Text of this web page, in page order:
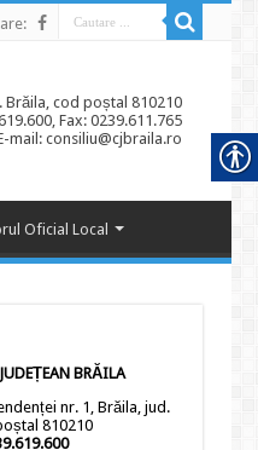
Brăila, cod poștal 810210
Fax: 0239.611.765
mail: consiliu@cjbraila.ro
Oficial Local
BRĂILA
nr. 1, Brăila, jud.
810210